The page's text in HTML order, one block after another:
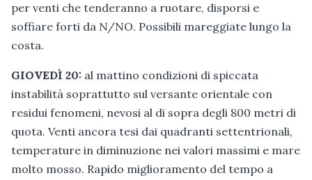
per venti che tenderanno a ruotare, disporsi e
soffiare forti da N/NO. Possibili mareggiate lungo la
costa.
GIOVEDÌ 20: al mattino condizioni di spiccata
instabilità soprattutto sul versante orientale con
residui fenomeni, nevosi al di sopra degli 800 metri di
quota. Venti ancora tesi dai quadranti settentrionali,
temperature in diminuzione nei valori massimi e mare
molto mosso. Rapido miglioramento del tempo a